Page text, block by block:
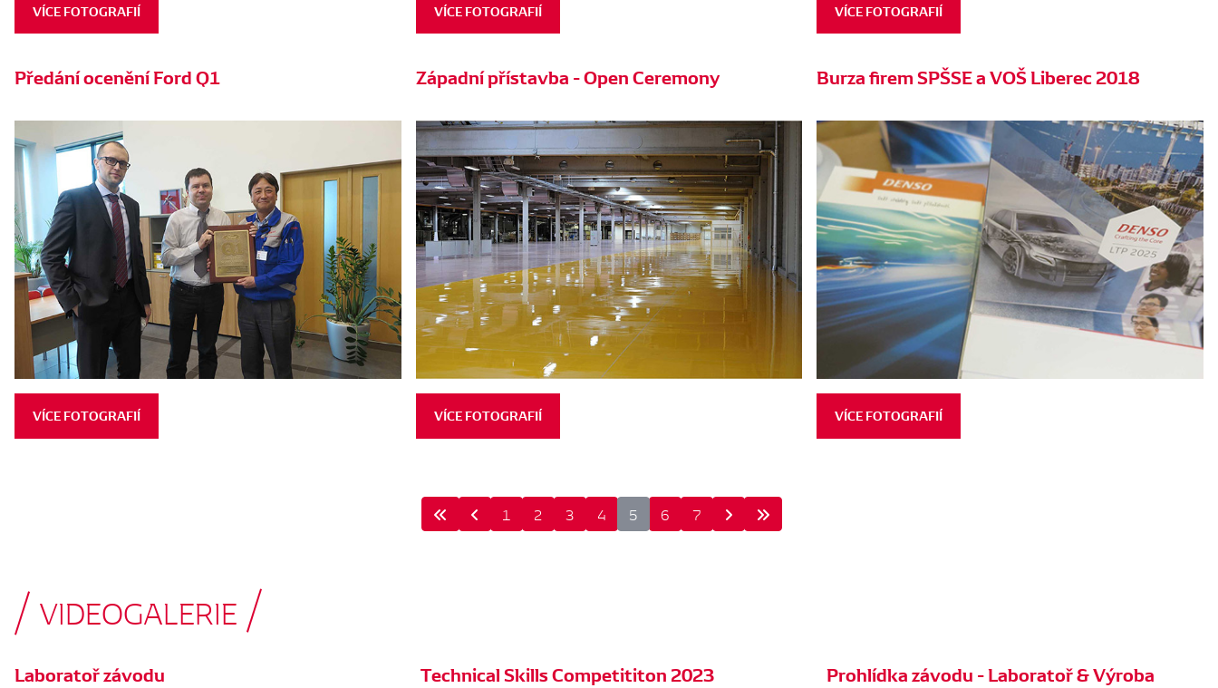
VÍCE FOTOGRAFIÍ VÍCE FOTOGRAFIÍ VÍCE FOTOGRAFIÍ
Předání ocenění Ford Q1
VÍCE FOTOGRAFIÍ
Západní přístavba - Open Ceremony
VÍCE FOTOGRAFIÍ
Burza firem SPŠSE a VOŠ Liberec 2018
VÍCE FOTOGRAFIÍ
1 2 3 4 5 6 7
VIDEOGALERIE
Laboratoř závodu Technical Skills Competititon 2023 Prohlídka závodu - Laboratoř & Výroba